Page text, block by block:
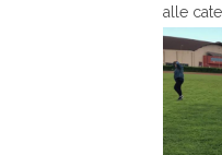
alle